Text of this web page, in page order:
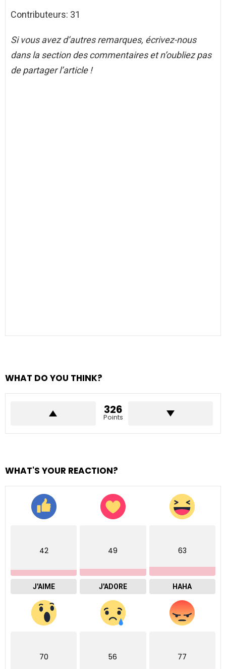
Contributeurs: 31
Si vous avez d’autres remarques, écrivez-nous
dans la section des commentaires et n’oubliez pas
de partager l’article !
WHAT DO YOU THINK?
326
Points
WHAT'S YOUR REACTION?
42
J'AIME
49
J'ADORE
63
HAHA
70 56 77